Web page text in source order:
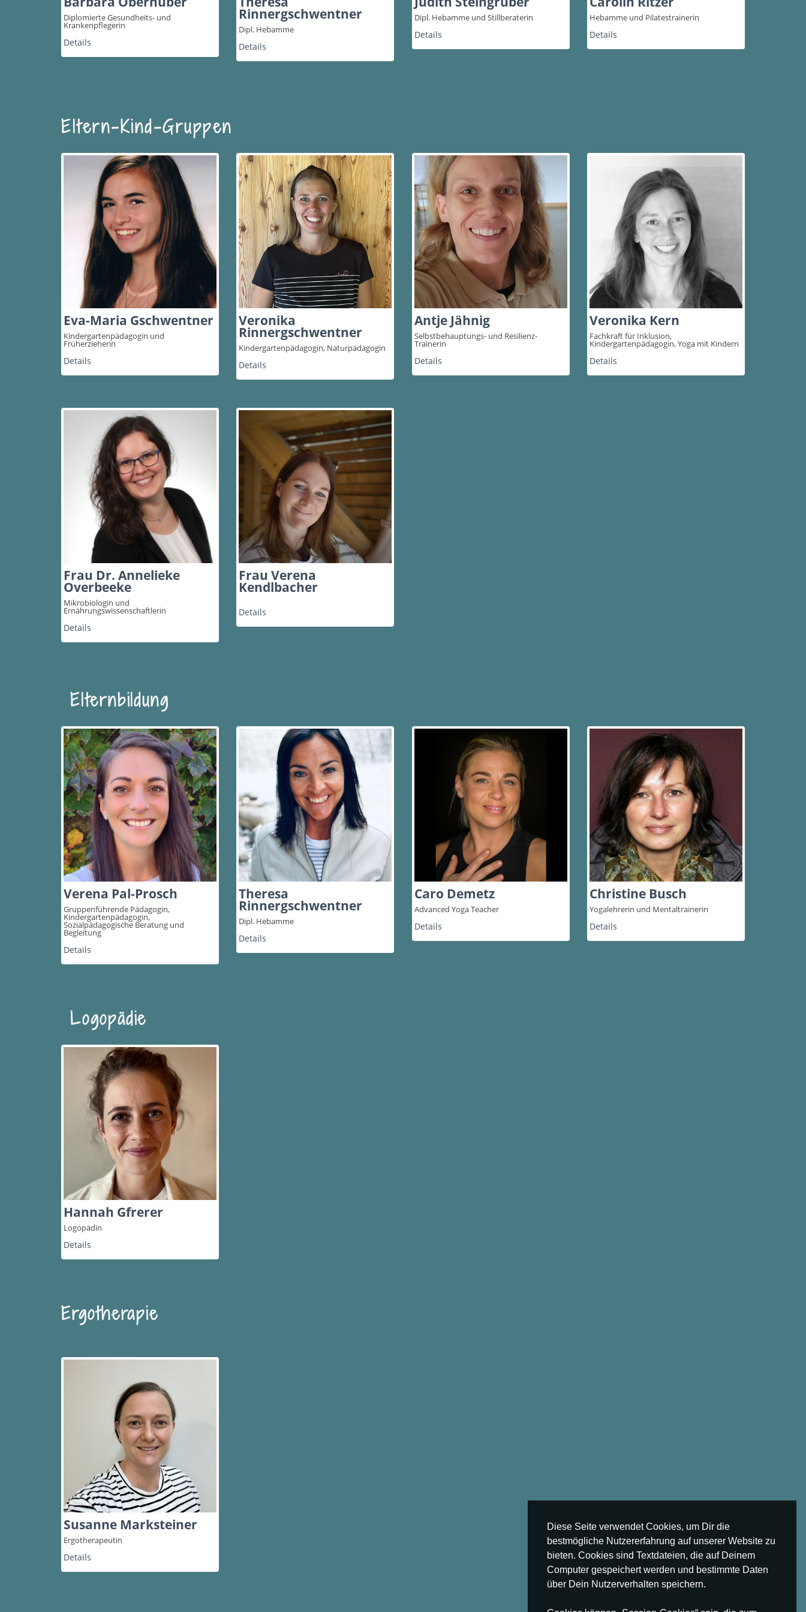
Diese Seite verwendet Cookies, um Dir die
bestmögliche Nutzererfahrung auf unserer Website zu
bieten. Cookies sind Textdateien, die auf Deinem
Computer gespeichert werden und bestimmte Daten
über Dein Nutzerverhalten speichern.
Diplomierte Gesundheits- und
Krankenpflegerin
Details
Rinnergschwentner
Dipl. Hebamme
Details
Dipl. Hebamme und Stillberaterin
Details
Hebamme und Pilatestrainerin
Details
Eltern-Kind-Gruppen
Eva-Maria Gschwentner
Kindergartenpädagogin und
Früherzieherin
Details
Veronika
Rinnergschwentner
Kindergartenpädagogin, Naturpädagogin
Details
Antje Jähnig
Selbstbehauptungs- und Resilienz-
Trainerin
Details
Veronika Kern
Fachkraft für Inklusion,
Kindergartenpädagogin, Yoga mit Kindern
Details
Frau Dr. Annelieke
Overbeeke
Mikrobiologin und
Ernährungswissenschaftlerin
Details
Frau Verena
Kendlbacher
Details
Elternbildung
Verena Pal-Prosch
Gruppenführende Pädagogin,
Kindergartenpädagogin,
Sozialpädagogische Beratung und
Begleitung
Details
Theresa
Rinnergschwentner
Dipl. Hebamme
Details
Caro Demetz
Advanced Yoga Teacher
Details
Christine Busch
Yogalehrerin und Mentaltrainerin
Details
Logopädie
Hannah Gfrerer
Logopädin
Details
Ergotherapie
Susanne Marksteiner
Ergotherapeutin
Details